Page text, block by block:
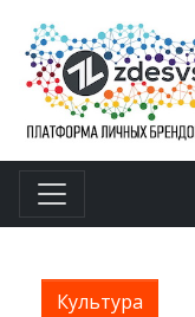
Культура